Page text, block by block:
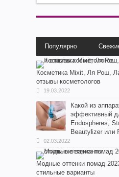
Популярно
Косметика Мixit, Ля Рош,
отзывы косметологов
19.03.2022
Какой из
эффективный
Endospheres,
Beautylizer или
02.03.2022
Модные оттенки помад
стильные варианты